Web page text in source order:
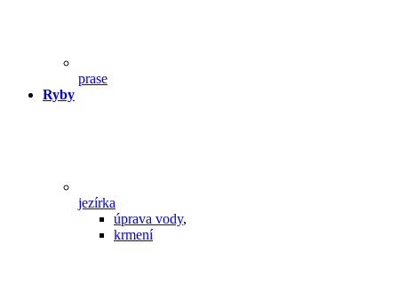
prase
Ryby
jezírka
úprava vody,
krmení